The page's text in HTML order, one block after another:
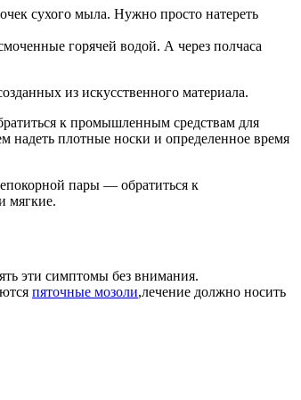
сухого мыла. Нужно просто натереть
горячей водой. А через полчаса
из искусственного материала.
к промышленным средствам для
надеть плотные носки и определенное время
пары — обратиться к
мягкие.
эти симптомы без внимания.
пяточные мозоли,лечение должно носить